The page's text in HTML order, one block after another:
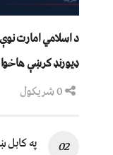
د اسلامي امارت
ډیورنډ کرښې
په کابل